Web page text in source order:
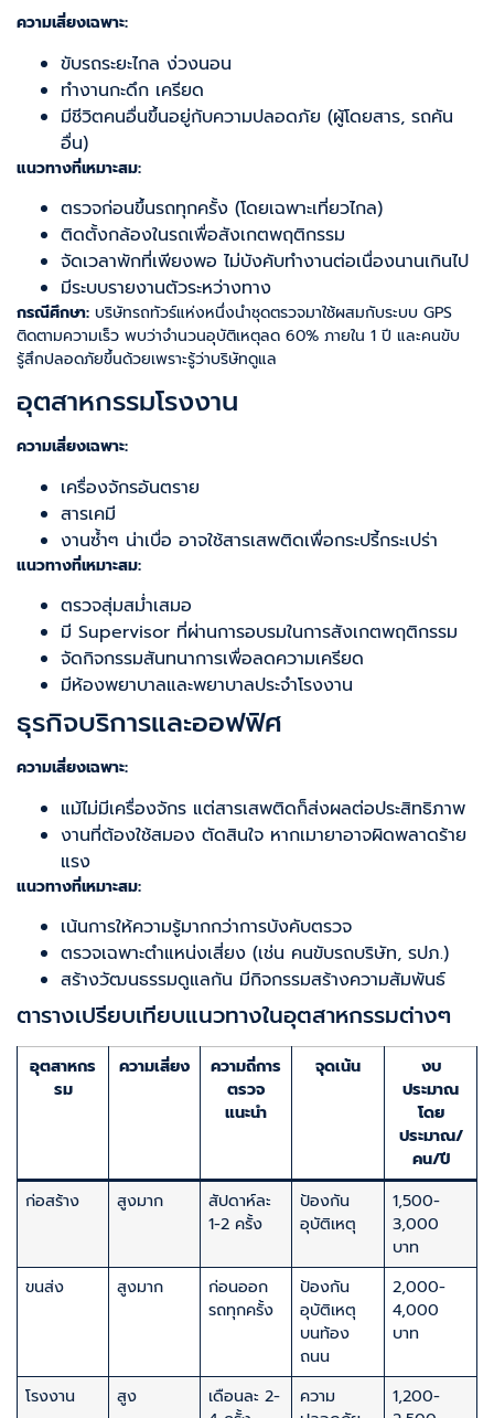
ความเสี่ยงเฉพาะ:
ขับรถระยะไกล ง่วงนอน
ทำงานกะดึก เครียด
มีชีวิตคนอื่นขึ้นอยู่กับความปลอดภัย (ผู้โดยสาร, รถคัน
อื่น)
แนวทางที่เหมาะสม:
ตรวจก่อนขึ้นรถทุกครั้ง (โดยเฉพาะเที่ยวไกล)
ติดตั้งกล้องในรถเพื่อสังเกตพฤติกรรม
จัดเวลาพักที่เพียงพอ ไม่บังคับทำงานต่อเนื่องนานเกินไป
มีระบบรายงานตัวระหว่างทาง
กรณีศึกษา: บริษัทรถทัวร์แห่งหนึ่งนำชุดตรวจมาใช้ผสมกับระบบ GPS
ติดตามความเร็ว พบว่าจำนวนอุบัติเหตุลด 60% ภายใน 1 ปี และคนขับ
รู้สึกปลอดภัยขึ้นด้วยเพราะรู้ว่าบริษัทดูแล
อุตสาหกรรมโรงงาน
ความเสี่ยงเฉพาะ:
เครื่องจักรอันตราย
สารเคมี
งานซ้ำๆ น่าเบื่อ อาจใช้สารเสพติดเพื่อกระปรี้กระเปร่า
แนวทางที่เหมาะสม:
ตรวจสุ่มสม่ำเสมอ
มี Supervisor ที่ผ่านการอบรมในการสังเกตพฤติกรรม
จัดกิจกรรมสันทนาการเพื่อลดความเครียด
มีห้องพยาบาลและพยาบาลประจำโรงงาน
ธุรกิจบริการและออฟฟิศ
ความเสี่ยงเฉพาะ:
แม้ไม่มีเครื่องจักร แต่สารเสพติดก็ส่งผลต่อประสิทธิภาพ
งานที่ต้องใช้สมอง ตัดสินใจ หากเมายาอาจผิดพลาดร้าย
แรง
แนวทางที่เหมาะสม:
เน้นการให้ความรู้มากกว่าการบังคับตรวจ
ตรวจเฉพาะตำแหน่งเสี่ยง (เช่น คนขับรถบริษัท, รปภ.)
สร้างวัฒนธรรมดูแลกัน มีกิจกรรมสร้างความสัมพันธ์
ตารางเปรียบเทียบแนวทางในอุตสาหกรรมต่างๆ
อุตสาหกร
รม
ความเสี่ยง
ความถี่การ
ตรวจ
แนะนำ
จุดเน้น
งบ
ประมาณ
โดย
ประมาณ/
คน/ปี
ก่อสร้าง
สูงมาก
สัปดาห์ละ
1-2 ครั้ง
ป้องกัน
อุบัติเหตุ
1,500-
3,000
บาท
ขนส่ง
สูงมาก
ก่อนออก
รถทุกครั้ง
ป้องกัน
อุบัติเหตุ
บนท้อง
ถนน
2,000-
4,000
บาท
โรงงาน สูง
เดือนละ 2-
ความ
1,200-